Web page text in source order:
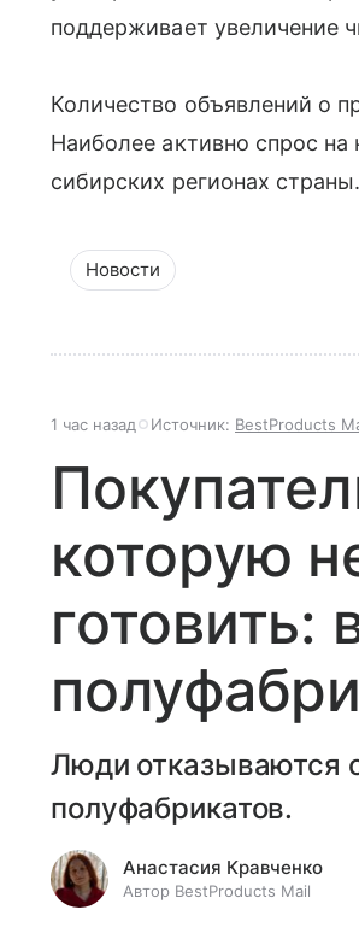
поддерживает увеличение
Количество объявлений о
Наиболее активно спрос
сибирских регионах страны.
Новости
1 час назад Источник: BestProducts
которую
готовить:
Люди отказываются
полуфабрикатов.
Анастасия Кравченко
Автор BestProducts Mail